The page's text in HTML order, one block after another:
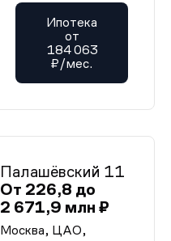
Ипотека
от
184 063
₽/мес.
Палашёвский 11
От 226,8 до
2 671,9 млн ₽
Москва, ЦАО,